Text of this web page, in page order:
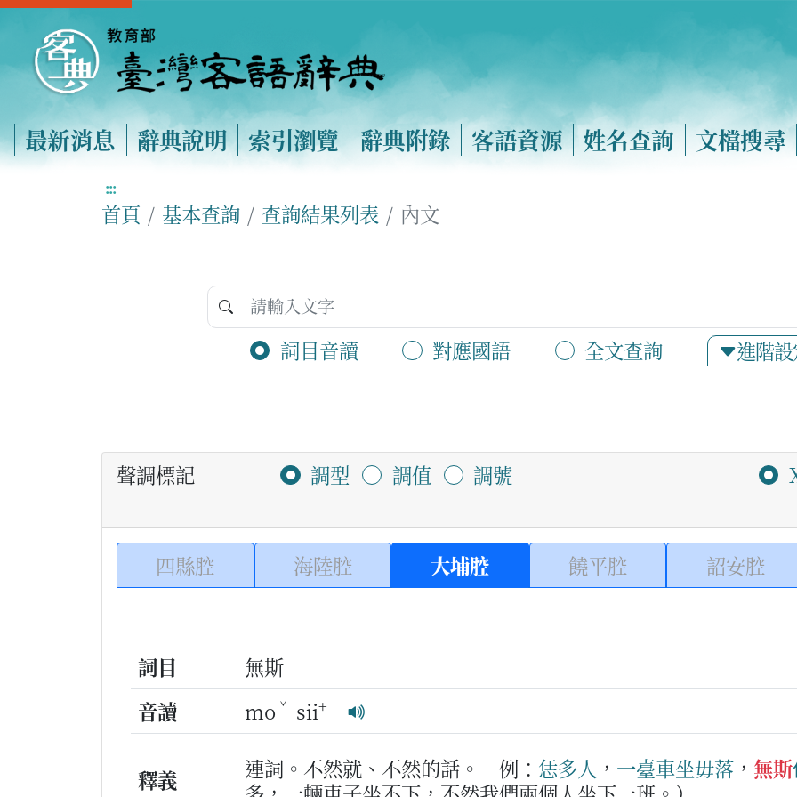
最新消息 辭典說明 索引瀏覽 辭典附錄 客語資源 姓名查詢 文檔搜尋
:::
首頁 基本查詢 查詢結果列表 內文
詞目音讀 對應國語 全文查詢 進階
聲調標記 調型 調值 調號
四縣腔 海陸腔 大埔腔 饒平腔 詔安腔
詞目
無斯
音讀
mo ˇ sii+
釋義 連詞。不然就、不然的話。 例： 恁多人 ， 一臺車坐毋落 ， 無斯